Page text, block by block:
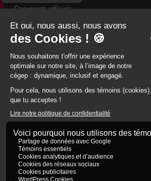
Documents officiels
Info-rentrée automne
Mesures d’urgence / Santé et sécurité
960, rue Saint-Georges, Drummondville,
8194784671